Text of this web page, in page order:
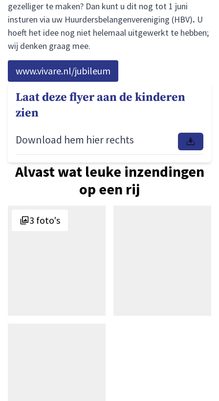
gezelliger te maken? Dan kunt u dit nog tot 1 juni
insturen via uw Huurdersbelangenvereniging (HBV). U
hoeft het idee nog niet helemaal uitgewerkt te hebben;
wij denken graag mee.
www.vivare.nl/jubileum
Laat deze flyer aan de kinderen
zien
Download hem hier rechts
Alvast wat leuke inzendingen
op een rij
3 foto's